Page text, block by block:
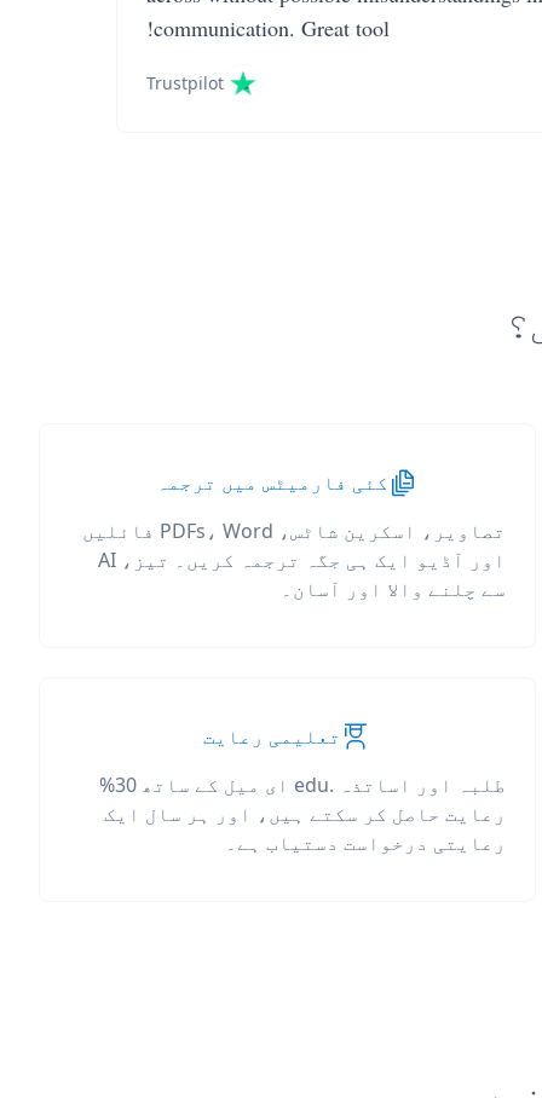
communication. Great tool!
Trustpilot
کئی فارمیٹس میں ترجمہ
تصاویر، اسکرین شاٹس، PDFs، Word فائلیں
اور آڈیو ایک ہی جگہ ترجمہ کریں۔ تیز، AI
سے چلنے والا اور آسان۔
تعلیمی رعایت
طلبہ اور اساتذہ .edu ای میل کے ساتھ 30%
رعایت حاصل کر سکتے ہیں، اور ہر سال ایک
رعایتی درخواست دستیاب ہے۔